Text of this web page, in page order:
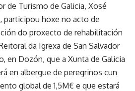
de Turismo de Galicia, Xosé
participou hoxe no acto de
do proxecto de rehabilitación
da Igrexa de San Salvador
en Dozón, que a Xunta de Galicia
en albergue de peregrinos cun
global de 1,5M€ e que estará